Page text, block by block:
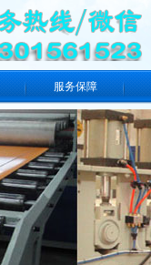
服务保障